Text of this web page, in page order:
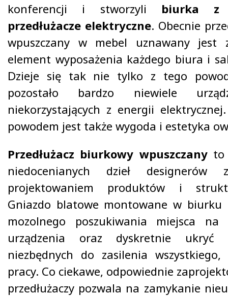
konferencji i stworzyli biurka z
przedłużacze elektryczne. Obecnie
wpuszczany w mebel uznawany jest
element wyposażenia każdego biura i
Dzieje się tak nie tylko z tego
pozostało bardzo niewiele
niekorzystających z energii
powodem jest także wygoda i estetyka
Przedłużacz biurkowy wpuszczanyto
niedocenianych dzieł designerów
projektowaniem produktów i
Gniazdo blatowe montowane w biurku
mozolnego poszukiwania miejsca na
urządzenia oraz dyskretnie ukryć
niezbędnych do zasilenia
pracy. Co ciekawe, odpowiednie
przedłużaczy pozwala na zamykanie